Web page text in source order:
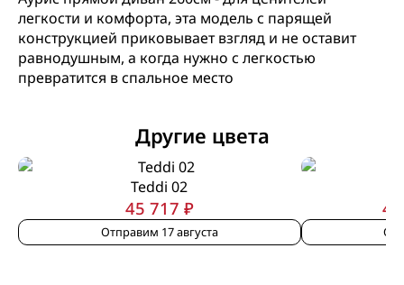
легкости и комфорта, эта модель с парящей
конструкцией приковывает взгляд и не оставит
равнодушным, а когда нужно с легкостью
превратится в спальное место
Другие цвета
Teddi 02
45 717 ₽
Отправим 17 августа